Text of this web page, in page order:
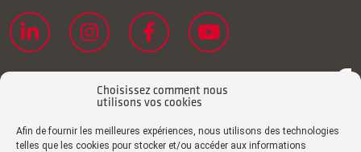
Choisissez comment nous
utilisons vos cookies
Afin de fournir les meilleures expériences, nous utilisons des technologies
telles que les cookies pour stocker et/ou accéder aux informations